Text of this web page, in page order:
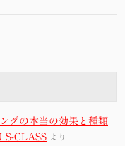
グの本当の効果と種類
S-CLASS より